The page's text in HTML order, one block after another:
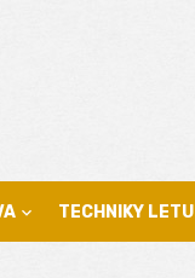
TECHNIKY LETU